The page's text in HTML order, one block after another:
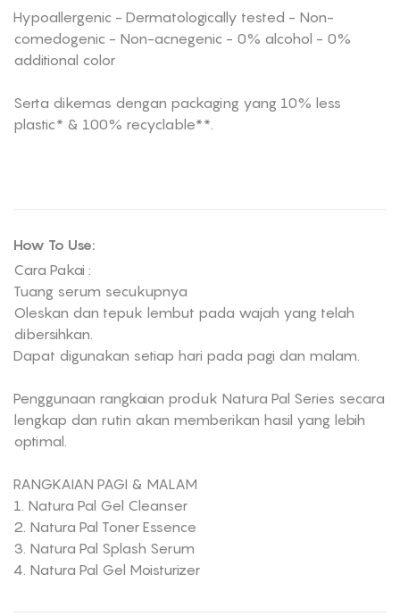
Hypoallergenic - Dermatologically tested - Non-
comedogenic - Non-acnegenic - 0% alcohol - 0%
additional color
Serta dikemas dengan packaging yang 10% less
plastic* & 100% recyclable**.
How To Use:
Cara Pakai :
Tuang serum secukupnya
Oleskan dan tepuk lembut pada wajah yang telah
dibersihkan.
Dapat digunakan setiap hari pada pagi dan malam.
Penggunaan rangkaian produk Natura Pal Series secara
lengkap dan rutin akan memberikan hasil yang lebih
optimal.
RANGKAIAN PAGI & MALAM
1. Natura Pal Gel Cleanser
2. Natura Pal Toner Essence
3. Natura Pal Splash Serum
4. Natura Pal Gel Moisturizer